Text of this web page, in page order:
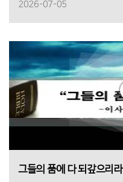
2026-07-05
그들의 품에 다 되갚으리라